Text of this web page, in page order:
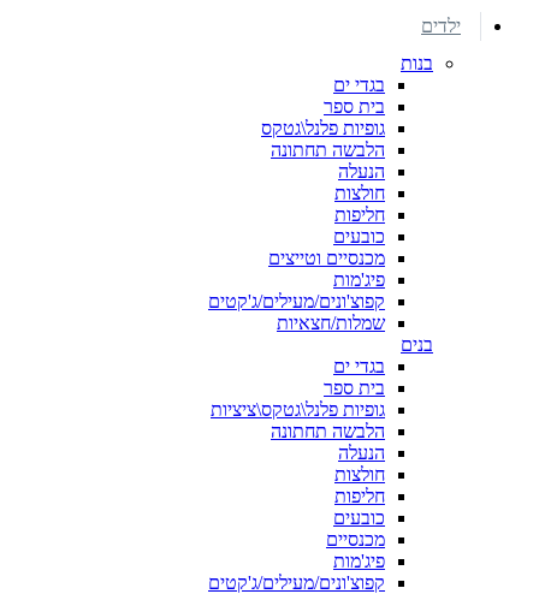
ילדים
בנות
בגדי ים
בית ספר
גופיות פלנל\גטקס
הלבשה תחתונה
הנעלה
חולצות
חליפות
כובעים
מכנסיים וטייצים
פיג'מות
קפוצ'ונים/מעילים/ג'קטים
שמלות/חצאיות
בנים
בגדי ים
בית ספר
גופיות פלנל\גטקס\ציציות
הלבשה תחתונה
הנעלה
חולצות
חליפות
כובעים
מכנסיים
פיג'מות
קפוצ'ונים/מעילים/ג'קטים